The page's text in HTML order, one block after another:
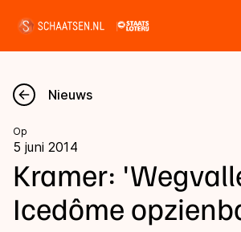
Nieuws
Kalender
Disciplines
Nieuws
Op
5 juni 2014
Kramer:
Icedôme